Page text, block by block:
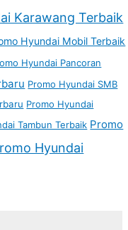
Karawang Terbaik
Hyundai Mobil Terbaik
Hyundai Pancoran
Promo Hyundai SMB
Promo Hyundai
Tambun Terbaik Promo
Hyundai